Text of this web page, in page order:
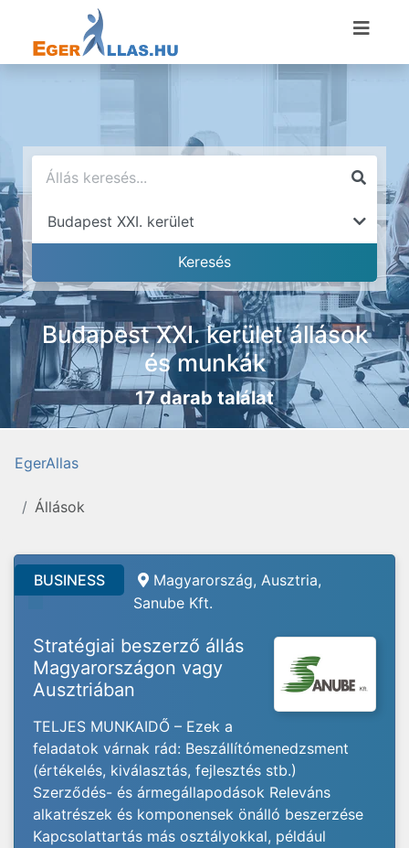
Budapest XXI. kerület állások
és munkák
17 darab találat
EgerAllas
Állások
BUSINESS
Magyarország, Ausztria,
Sanube Kft.
Stratégiai beszerző állás
Magyarországon vagy
Ausztriában
TELJES MUNKAIDŐ – Ezek a
feladatok várnak rád: Beszállítómenedzsment
(értékelés, kiválasztás, fejlesztés stb.)
Szerződés- és ármegállapodások Releváns
alkatrészek és komponensek önálló beszerzése
Kapcsolattartás más osztályokkal, például